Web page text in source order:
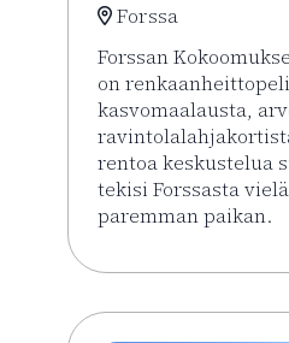
Forssa
Forssan
on
kasvomaalausta,
rentoa keskustelua
tekisi Forssasta vielä
paremman paikan.
Lue lisää